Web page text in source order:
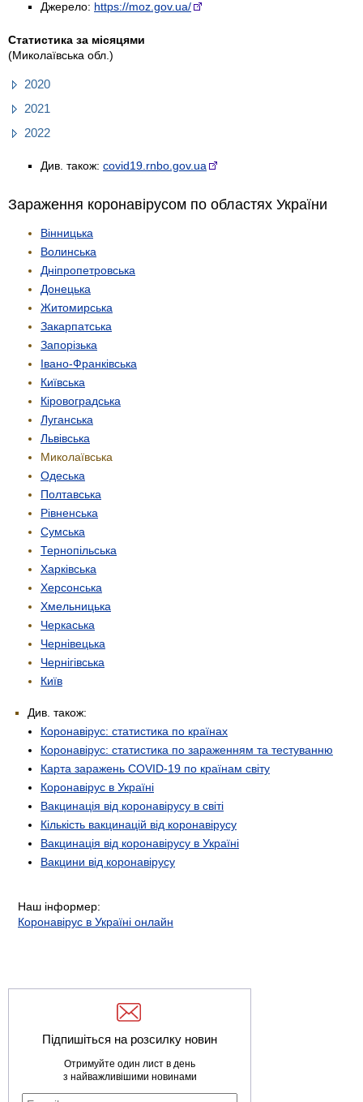
Джерело: https://moz.gov.ua/
Статистика за місяцями
(Миколаївська обл.)
2020
2021
2022
Див. також: covid19.rnbo.gov.ua
Зараження коронавірусом по областях України
Вінницька
Волинська
Дніпропетровська
Донецька
Житомирська
Закарпатська
Запорізька
Івано-Франківська
Київська
Кіровоградська
Луганська
Львівська
Миколаївська
Одеська
Полтавська
Рівненська
Сумська
Тернопільська
Харківська
Херсонська
Хмельницька
Черкаська
Чернівецька
Чернігівська
Київ
Див. також:
Коронавірус: статистика по країнах
Коронавірус: статистика по зараженням та тестуванню
Карта заражень COVID-19 по країнам світу
Коронавірус в Україні
Вакцинація від коронавірусу в світі
Кількість вакцинацій від коронавірусу
Вакцинація від коронавірусу в Україні
Вакцини від коронавірусу
Наш інформер:
Коронавірус в Україні онлайн
Підпишіться на розсилку новин
Отримуйте один лист в день
з найважливішими новинами